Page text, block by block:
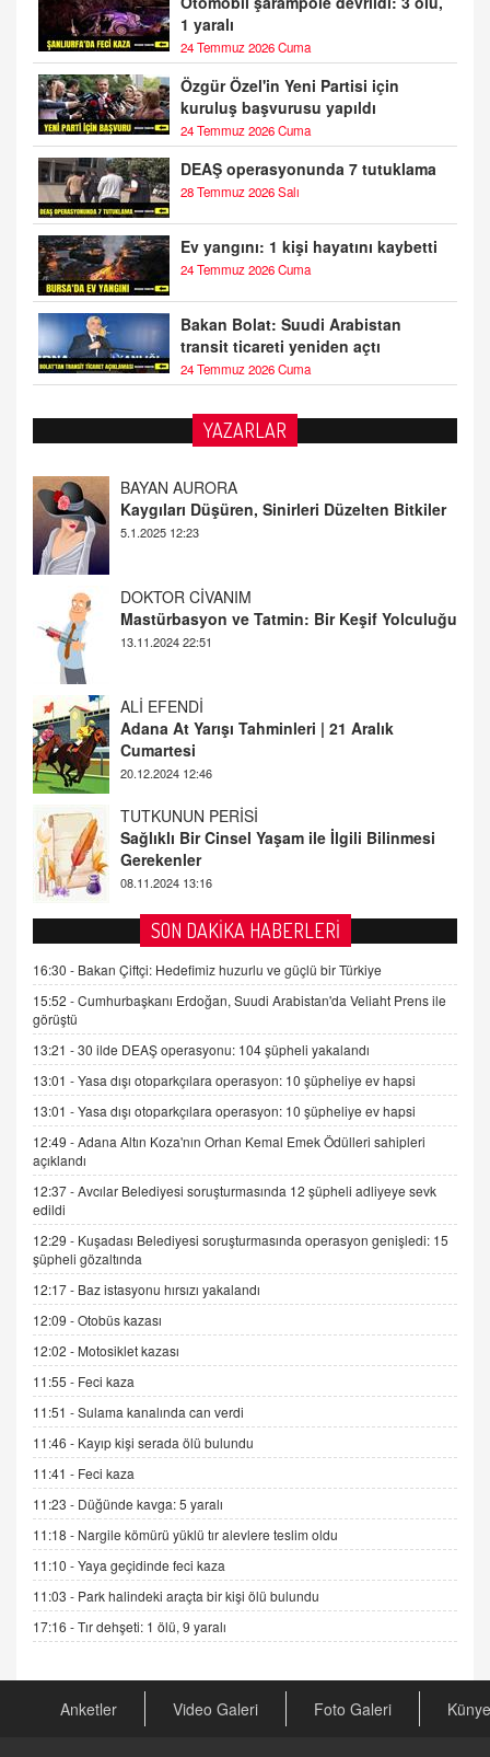
1 yaralı
24 Temmuz 2026 Cuma
Özgür Özel'in Yeni Partisi için
kuruluş başvurusu yapıldı
24 Temmuz 2026 Cuma
DEAŞ operasyonunda 7 tutuklama
28 Temmuz 2026 Salı
Ev yangını: 1 kişi hayatını kaybetti
24 Temmuz 2026 Cuma
Bakan Bolat: Suudi Arabistan
transit ticareti yeniden açtı
24 Temmuz 2026 Cuma
YAZARLAR
DOKTOR CİVANIM
Mastürbasyon ve Tatmin: Bir Keşif Yolculuğu
13.11.2024 22:51
ALİ EFENDİ
Adana At Yarışı Tahminleri | 21 Aralık
Cumartesi
TUTKUNUN PERİSİ
Sağlıklı Bir Cinsel Yaşam ile İlgili Bilinmesi
Gerekenler
08.11.2024 13:16
FARUK ÖNALAN
Tezkere Onaylanmasaydı…
2 Kasım 2021 Salı 00:11
AV. DOĞAN CAN DOĞAN
Kişisel verilerin korunması ve dijital hukukun
gelişimi
15.09.2025 16:17
SEHER EREK
Kış Ayları Geldi, Hangi Önlemler Alınmalı?
9.12.2025 10:11
İNCİ GÜL AKÖL
06.07.2026 13:00
ADEM AKÖL
Esed Destekçilerinin Yüzüne Vurulan Şamar:
Sednaya
11.12.2024 12:30
DR. EKREM ASLAN
Gerçek Ne, Algı Ne? "Beraber Yürüyoruz"
Cümlesinin Peşinden
19.07.2025 12:45
GÖNÜL MENEKŞE
Şifacının Yolu
04.11.2025 12:56
AV. RÜMEYSA ÖZKALE
Kira Uyuşmazlıklarında Dava Açmadan Önce
Arabulucuya Başvuru Şartı
CAN UĞURATEŞ
Değişen yapısıyla Suriye
SON DAKİKA HABERLERİ
16:30 - Bakan Çiftçi: Hedefimiz huzurlu ve güçlü bir Türkiye
15:52 -Cumhurbaşkanı Erdoğan, Suudi Arabistan'da Veliaht Prens ile
görüştü
13:21 -30 ilde DEAŞ operasyonu: 104 şüpheli yakalandı
13:01 -Yasa dışı otoparkçılara operasyon: 10 şüpheliye ev hapsi
13:01 -Yasa dışı otoparkçılara operasyon: 10 şüpheliye ev hapsi
12:49 -Adana Altın Koza'nın Orhan Kemal Emek Ödülleri sahipleri
açıklandı
12:37 -Avcılar Belediyesi soruşturmasında 12 şüpheli adliyeye sevk
edildi
12:29 - Kuşadası Belediyesi soruşturmasında operasyon genişledi: 15
şüpheli gözaltında
12:17 - Baz istasyonu hırsızı yakalandı
12:09 -Otobüs kazası
12:02 - Motosiklet kazası
11:55 - Feci kaza
11:51 -Sulama kanalında can verdi
11:46 - Kayıp kişi serada ölü bulundu
11:41 - Feci kaza
11:23 - Düğünde kavga: 5 yaralı
11:18 - Nargile kömürü yüklü tır alevlere teslim oldu
11:10 -Yaya geçidinde feci kaza
11:03 - Park halindeki araçta bir kişi ölü bulundu
17:16 -Tır dehşeti: 1 ölü, 9 yaralı
Anketler Video Galeri Foto Galeri Künye